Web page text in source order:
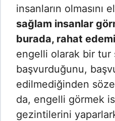
insanların olmasını
sağlam insanlar
burada, rahat
engelli olarak bir tur
başvurduğunu,
edilmediğinden
da, engelli görmek
gezintilerini